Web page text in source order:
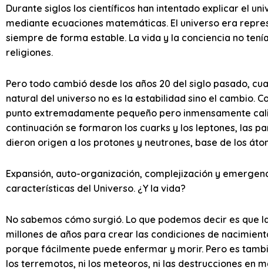
Durante siglos los científicos han intentado explicar el
mediante ecuaciones matemáticas. El universo era
siempre de forma estable. La vida y la conciencia no
religiones.
Pero todo cambió desde los años 20 del siglo pasado,
natural del universo no es la estabilidad sino el cambio.
punto extremadamente pequeño pero inmensamente
continuación se formaron los cuarks y los leptones, las
dieron origen a los protones y neutrones, base de los
Expansión, auto-organización, complejización y
características del Universo. ¿Y la vida?
No sabemos cómo surgió. Lo que podemos decir es
millones de años para crear las condiciones de
porque fácilmente puede enfermar y morir. Pero es
los terremotos, ni los meteoros, ni las destrucciones en